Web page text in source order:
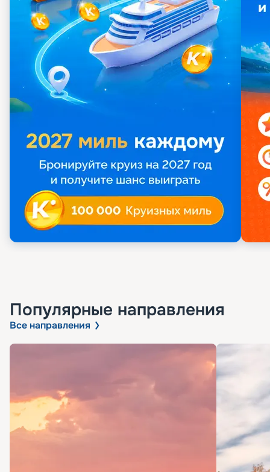
Популярные направления
Все направления